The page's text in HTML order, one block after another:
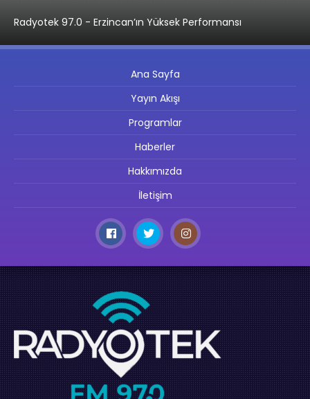
Radyotek 97.0 - Erzincan’ın Yüksek Performansı
Ana Sayfa
Yayın Akışı
Programlar
Haberler
Hakkımızda
İletişim